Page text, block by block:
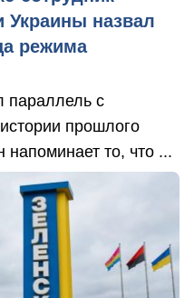
Украины назвал
режима
параллель с
прошлого
напоминает то, что ...